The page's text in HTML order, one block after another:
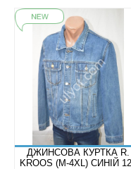
ДЖИНСОВА КУРТКА R.
KROOS (M-4XL) СИНІЙ